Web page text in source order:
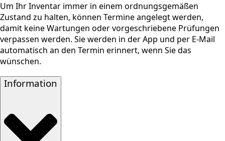
Um Ihr Inventar immer in einem ordnungsgemäßen
Zustand zu halten, können Termine angelegt werden,
damit keine Wartungen oder vorgeschriebene Prüfungen
verpassen werden. Sie werden in der App und per E-Mail
automatisch an den Termin erinnert, wenn Sie das
wünschen.
Information